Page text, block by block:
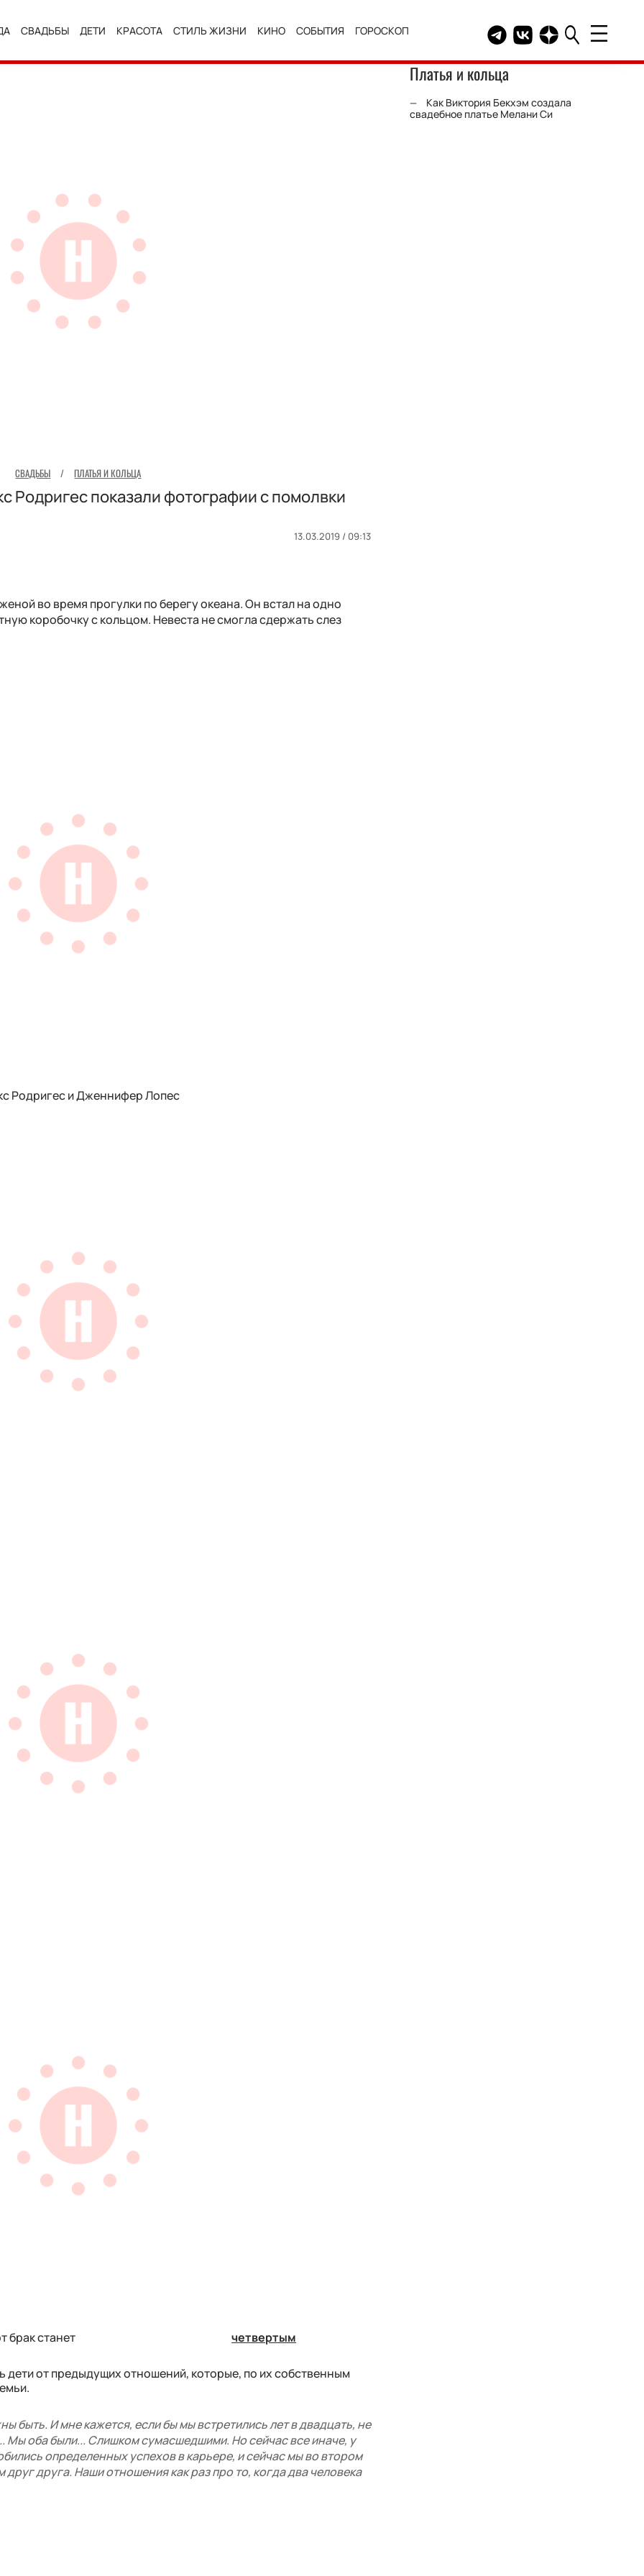
СВАДЬБЫ ДЕТИ КРАСОТА СТИЛЬ ЖИЗНИ КИНО СОБЫТИЯ ГОРОСКОП Telegram канал HELLO
Группа HELLO
Канал HELLO в
СВАДЬБЫ / ПЛАТЬЯ И КОЛЬЦА
Родригес показали фотографии с помолвки
13.03.2019 / 09:13
во время прогулки по берегу океана. Он встал на одно
коробочку с кольцом. Невеста не смогла сдержать слез
Родригес и Дженнифер Лопес
брак станет четвертым
дети от предыдущих отношений, которые, по их собственным
быть. И мне кажется, если бы мы встретились лет в двадцать, не
Мы оба были... Слишком сумасшедшими. Но сейчас все иначе, у
определенных успехов в карьере, и сейчас мы во втором
друга. Наши отношения как раз про то, когда два человека
Платья и кольца
Как Виктория Бекхэм создала
свадебное платье Мелани Си